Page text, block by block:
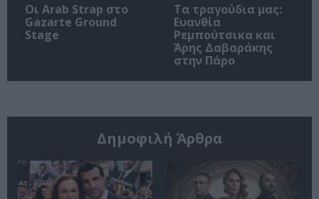
Οι Arab Strap στο
Gazarte Ground
Stage
Τα τραγούδια μας:
Ευανθία
Ρεμπούτσικα και
Άρης Δαβαράκης
στην Πάρο
Δημοφιλή Άρθρα